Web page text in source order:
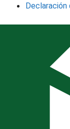
Declaración